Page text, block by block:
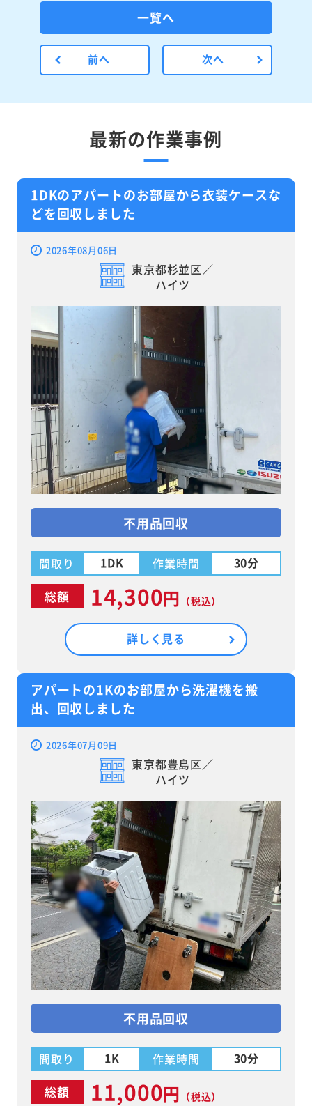
前へ
一覧へ
次へ
最新の作業事例
1DKのアパートのお部屋から衣装ケースな
どを回収しました
2026年08月06日
東京都杉並区／
ハイツ
不用品回収
間取り 1DK 作業時間 30分
総額 14,300円 （税込）
詳しく見る
アパートの1Kのお部屋から洗濯機を搬
出、回収しました
2026年07月09日
東京都豊島区／
ハイツ
不用品回収
間取り 1K 作業時間 30分
総額 11,000円 （税込）